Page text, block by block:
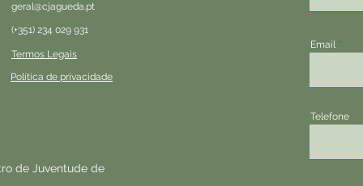
geral@cjagueda.pt
(+351) 234 029 931
Termos Legais
Política de privacidade
de Juventude de
Email
Telefone